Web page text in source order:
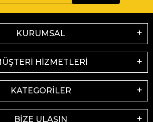
KURUMSAL
HİZMETLERİ
KATEGORİLER
BİZE ULAŞIN